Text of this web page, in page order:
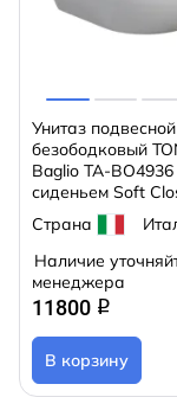
Унитаз подвесной
безободковый
Baglio TA-BO4936
сиденьем Soft
(микролифт)
Страна
Наличие
менеджера
11800 q
В корзину